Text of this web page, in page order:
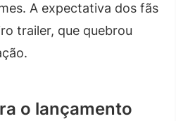
A expectativa dos fãs
trailer, que quebrou
o lançamento